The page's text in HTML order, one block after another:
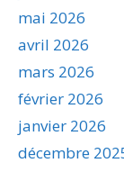
mai 2026
avril 2026
mars 2026
février 2026
janvier 2026
décembre